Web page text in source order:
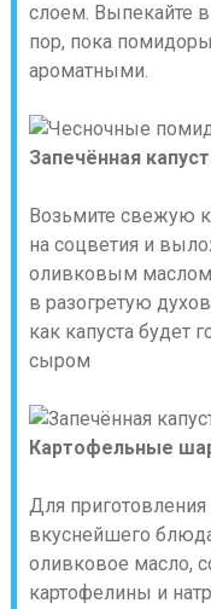
слоем. Выпекайте
пор, пока
ароматными.
Запечённая
Возьмите свежую
на соцветия и
оливковым маслом.
в разогретую
как капуста будет
сыром
Картофельные
Для приготовления
вкуснейшего
оливковое масло,
картофелины и